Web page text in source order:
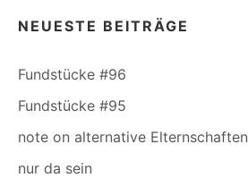
NEUESTE BEITRÄGE
Fundstücke #96
Fundstücke #95
note on alternative Elternschaften
nur da sein